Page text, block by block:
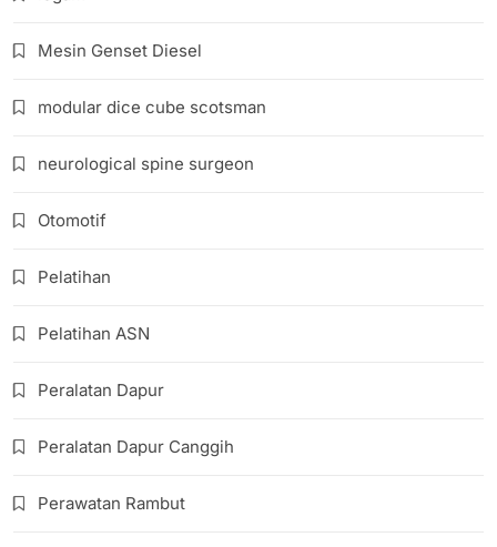
Mesin Genset Diesel
modular dice cube scotsman
neurological spine surgeon
Otomotif
Pelatihan
Pelatihan ASN
Peralatan Dapur
Peralatan Dapur Canggih
Perawatan Rambut